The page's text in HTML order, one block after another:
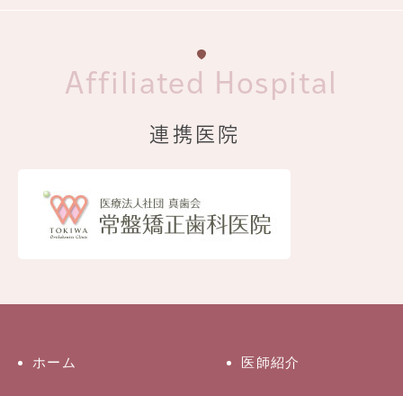
Affiliated Hospital
連携医院
ホーム 医師紹介